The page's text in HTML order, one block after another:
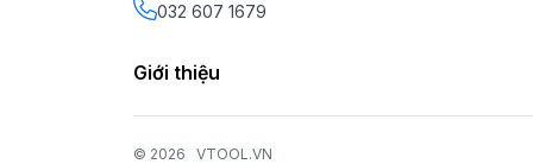
032 607 1679
Giới thiệu
© 2026 VTOOL.VN